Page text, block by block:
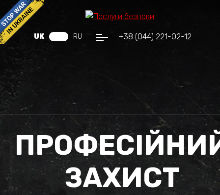
+38 (044) 221-02-12
UK RU
ЗАХИСТ